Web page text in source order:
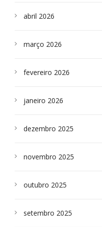
abril 2026
março 2026
fevereiro 2026
janeiro 2026
dezembro 2025
novembro 2025
outubro 2025
setembro 2025